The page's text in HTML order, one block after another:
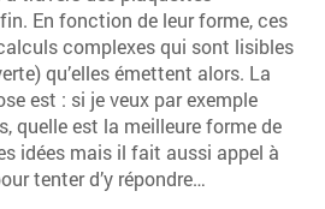
En fonction de leur forme, ces
complexes qui sont lisibles
qu’elles émettent alors. La
est : si je veux par exemple
quelle est la meilleure forme de
idées mais il fait aussi appel à
tenter d’y répondre…